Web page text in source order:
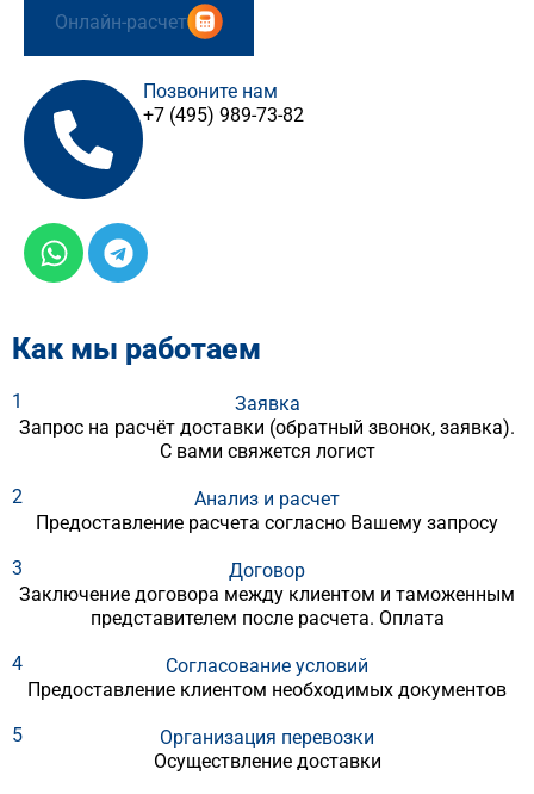
Онлайн-расчет
Позвоните нам
+7 (495) 989-73-82
Как мы работаем
1
Заявка
Запрос на расчёт доставки (обратный звонок, заявка).
С вами свяжется логист
2
Анализ и расчет
Предоставление расчета согласно Вашему запросу
3
Договор
Заключение договора между клиентом и таможенным
представителем после расчета. Оплата
4
Согласование условий
Предоставление клиентом необходимых документов
5
Организация перевозки
Осуществление доставки